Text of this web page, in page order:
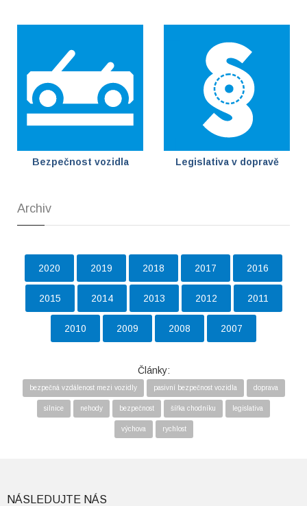
Bezpečnost vozidla Legislativa v dopravě
Archiv
2020 2019 2018 2017 2016
2015 2014 2013 2012 2011
2010 2009 2008 2007
Články:
bezpečná vzdálenost mezi vozidly pasivní bezpečnost vozidla doprava
silnice nehody bezpečnost šířka chodníku legislativa
výchova rychlost
NÁSLEDUJTE NÁS